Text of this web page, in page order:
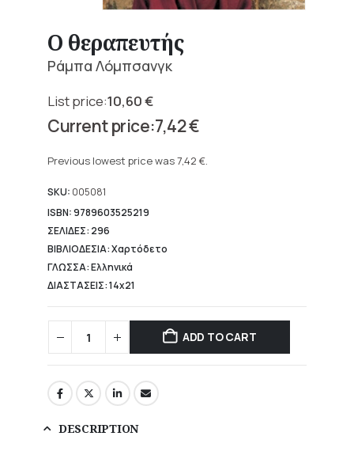
Ο θεραπευτής
Ράμπα Λόμπσανγκ
10,60€
Original
price
10,60 €.
7,42€
price
7,42 €.
Previous lowest price was7,42 €.
SKU: 005081
ISBN: 9789603525219
ΣΕΛΙΔΕΣ: 296
ΒΙΒΛΙΟΔΕΣΙΑ: Χαρτόδετο
ΓΛΩΣΣΑ: Ελληνικά
ΔΙΑΣΤΑΣΕΙΣ: 14x21
ADD TO CART
DESCRIPTION